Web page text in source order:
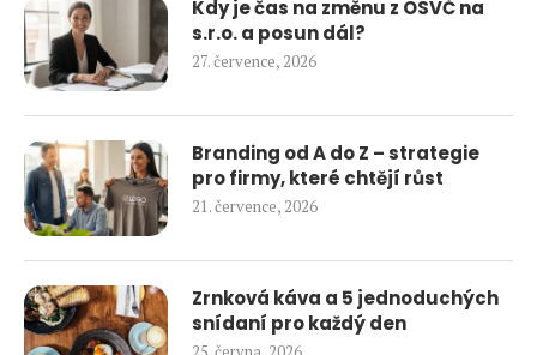
Kdy je čas na změnu z OSVČ na
s.r.o. a posun dál?
27. července, 2026
Branding od A do Z – strategie
pro firmy, které chtějí růst
21. července, 2026
Zrnková káva a 5 jednoduchých
snídaní pro každý den